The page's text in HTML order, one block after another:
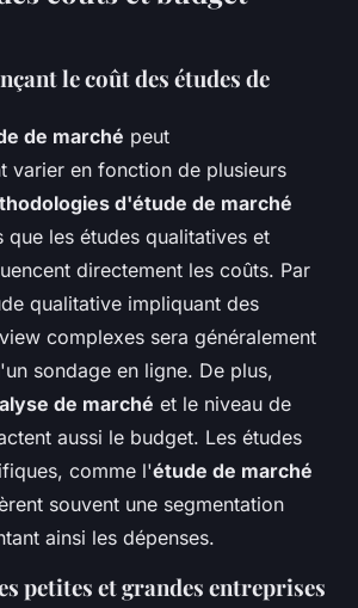
le coût des études de
de marché peut
varier en fonction de plusieurs
d'étude de marché
que les études qualitatives et
directement les coûts. Par
qualitative impliquant des
complexes sera généralement
sondage en ligne. De plus,
de marché et le niveau de
aussi le budget. Les études
comme l'étude de marché
souvent une segmentation
ainsi les dépenses.
petites et grandes entreprises